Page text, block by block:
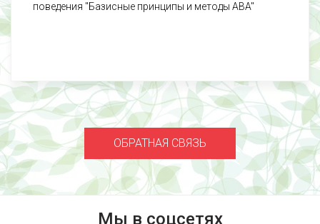
поведения "Базисные принципы и методы ABA"
ОБРАТНАЯ СВЯЗЬ
Мы в соцсетях